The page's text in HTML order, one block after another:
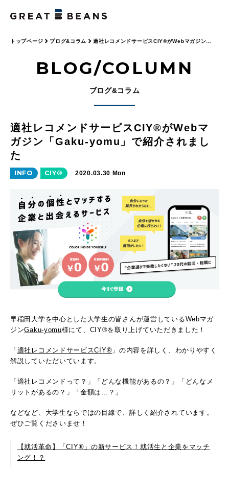
トップページ ブログ&コラム
適社レコメンドサービスCIY®がWebマガジン
BLOG/COLUMN
ブログ&コラム
適社レコメンドサービスCIY®がWebマ
ガジン「Gaku-yomu」で紹介されまし
た
INFO CIY® 2020.03.30 Mon
早稲田大学を中心とした大学生の皆さんが運営しているWebマガ
ジンGaku-yomu様にて、CIY®を取り上げていただきました！
「 適社レコメンドサービスCIY® 」の内容を詳しく、わかりやすく
解説していただいています。
「適社レコメンドって？」「どんな機能があるの？」「どんなメ
リットがあるの？」「金額は…？」
などなど、大学生ならではの目線で、詳しく紹介されています。
ぜひご覧くださいませ！
【就活革命】「CIY®」の新サービス！就活生と企業をマッチ
ング！？